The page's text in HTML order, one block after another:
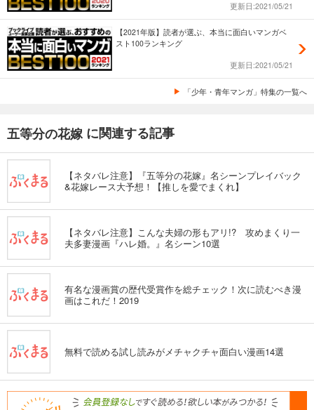
更新日:2021/05/21
【2021年版】読者が選ぶ、本当に面白いマンガベ
スト100ランキング
更新日:2021/05/21
「少年・青年マンガ」特集の一覧へ
五等分の花嫁 に関連する記事
【ネタバレ注意】『五等分の花嫁』名シーンプレイバック
&花嫁レース大予想！【推しを愛でまくれ】
【ネタバレ注意】こんな夫婦の形もアリ!? 攻めまくり一
夫多妻漫画『ハレ婚。』名シーン10選
有名な漫画賞の歴代受賞作を総チェック！次に読むべき漫
画はこれだ！2019
無料で読める試し読みがメチャクチャ面白い漫画14選